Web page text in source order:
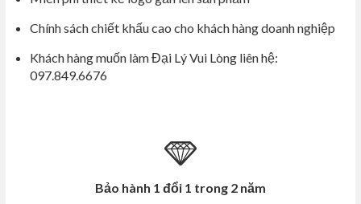
Chính sách chiết khấu cao cho khách hàng doanh nghiệp
Khách hàng muốn làm Đại Lý Vui Lòng liên hệ:
097.849.6676
Bảo hành 1 đổi 1 trong 2 năm